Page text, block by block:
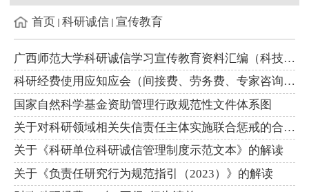
首页 科研诚信 宣传教育
广西师范大学科研诚信学习宣传教育资料汇编（科技处2026.6）
科研经费使用应知应会（间接费、劳务费、专家咨询费、会议差旅费...
国家自然科学基金资助管理行政规范性文件体系图
关于对科研领域相关失信责任主体实施联合惩戒的合作备忘录
关于《科研单位科研诚信管理制度示范文本》的解读
关于《负责任研究行为规范指引（2023）》的解读